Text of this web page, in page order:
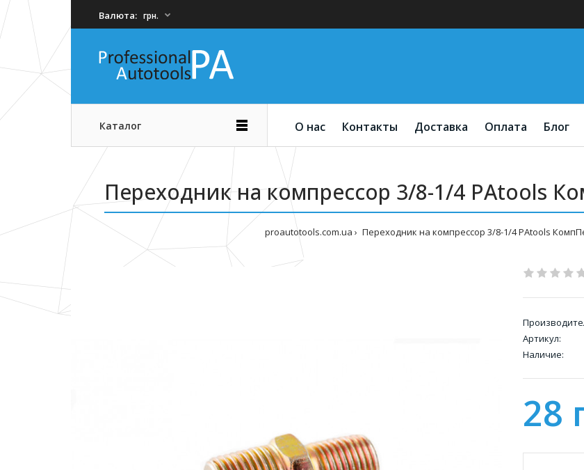
Валюта: грн.
Каталог О нас Контакты Доставка Оплата Блог
Переходник на компрессор 3/8-1/4 PAtools
proautotools.com.ua Переходник на компрессор 3/8-1/4 PAtools
Артикул:
Наличие:
28